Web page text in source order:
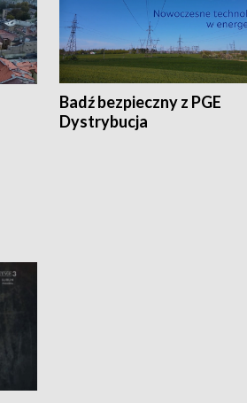
Badź bezpieczny z PGE
Dystrybucja